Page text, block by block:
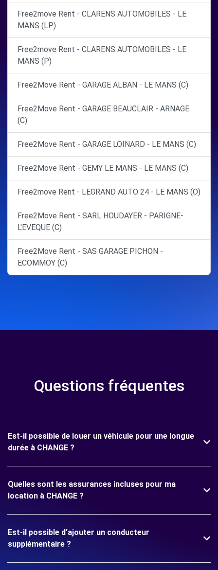
Free2move Rent - CLARENS AUTOMOBILES - LE
MANS (LP)
Free2move Rent - CLARENS AUTOMOBILES - LE
MANS (P)
Free2Move Rent - GARAGE ALBAN - LE MANS (C)
Free2Move Rent - GARAGE BEAUCLAIR - ARNAGE
(C)
Free2Move Rent - GARAGE LOINARD - LE MANS (C)
Free2Move Rent - GEMY LE MANS - LE MANS (C)
Free2move Rent - LEGRAND AUTO 24 - LE MANS (O)
Free2Move Rent - SARL HOUDAYER - PARIGNE-
L'EVEQUE (C)
Free2Move Rent - SAS GARAGE PICHON -
ECOMMOY (C)
Questions fréquentes
Est-il possible de louer un véhicule pour une longue
durée à CHANGE ?
Quelles sont les assurances incluses pour ma
location à CHANGE ?
Est-il possible d'ajouter un conducteur
supplémentaire ?